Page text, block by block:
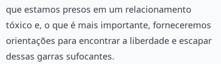
que estamos presos em um relacionamento
tóxico e, o que é mais importante, forneceremos
orientações para encontrar a liberdade e escapar
dessas garras sufocantes.